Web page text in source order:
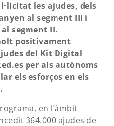
les ajudes, dels
al segment III i
segment II.
positivament
del Kit Digital
per als autònoms
els esforços en els
en l’àmbit
364.000 ajudes de